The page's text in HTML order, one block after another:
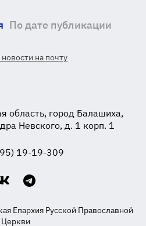
По дате публикации
на почту
область, город Балашиха,
Невского, д. 1 корп. 1
19-19-309
Епархия Русской Православной
Церкви